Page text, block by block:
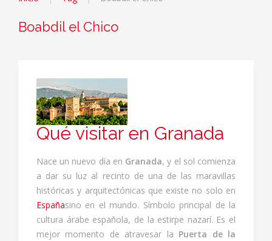
Boabdil el Chico
Qué visitar en Granada
Nace un nuevo día en Granada, y el sol comienza
a dar su luz al recinto de una de las maravillas
históricas y arquitectónicas que existe no solo en
Españasino en el mundo. Símbolo principal de la
cultura árabe española, de la estirpe nazarí. Es el
mejor momento de atravesar la Puerta de la